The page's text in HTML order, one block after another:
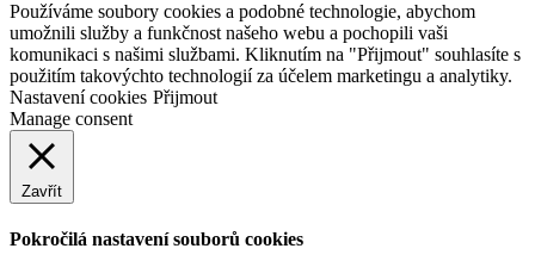
Používáme soubory cookies a podobné technologie, abychom
umožnili služby a funkčnost našeho webu a pochopili vaši
komunikaci s našimi službami. Kliknutím na "Přijmout" souhlasíte s
použitím takovýchto technologií za účelem marketingu a analytiky.
Nastavení cookies Přijmout
Manage consent
Zavřít
Pokročilá nastavení souborů cookies